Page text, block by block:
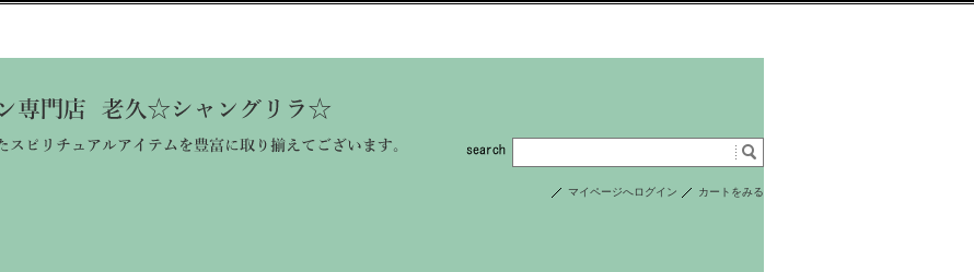
マイページへログイン カートをみる